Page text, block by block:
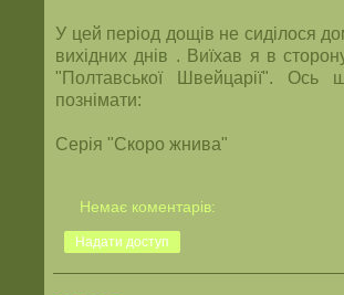
У цей період дощів не сиділося
вихідних днів . Виїхав я в
"Полтавської Швейцарії". Ось
познімати:
Серія "Скоро жнива"
Немає коментарів:
Надати доступ